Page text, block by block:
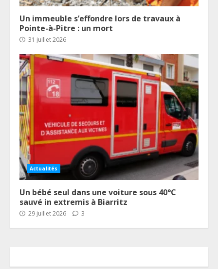
Un immeuble s’effondre lors de travaux à
Pointe-à-Pitre : un mort
31 juillet 2026
Actualités
Un bébé seul dans une voiture sous 40°C
sauvé in extremis à Biarritz
29 juillet 2026 3